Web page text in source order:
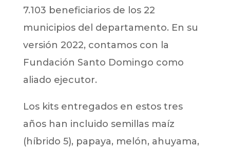
7.103 beneficiarios de los 22
municipios del departamento. En su
versión 2022, contamos con la
Fundación Santo Domingo como
aliado ejecutor.
Los kits entregados en estos tres
años han incluido semillas maíz
(híbrido 5), papaya, melón, ahuyama,